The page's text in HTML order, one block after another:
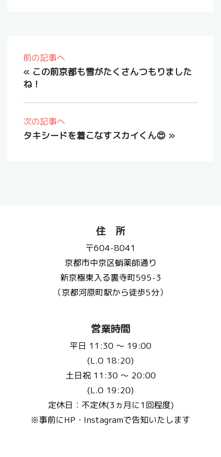
前の記事へ
« この前京都も雪がたくさんつもりました
ね！
次の記事へ
タキシードを着こなすスカイくん😍 »
住 所
〒604-8041
京都市中京区蛸薬師通り
新京極東入る裏寺町595-3
（京都河原町駅から徒歩5分）
営業時間
平日 11:30 〜 19:00
(L.O 18:20)
土日祝 11:30 〜 20:00
(L.O 19:20)
定休日：不定休(3ヵ月に1回程度)
※事前にHP・Instagramで告知いたします